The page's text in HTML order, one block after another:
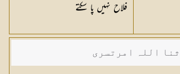
فلاح نہیں پا سکتے
اللہ امرتسری